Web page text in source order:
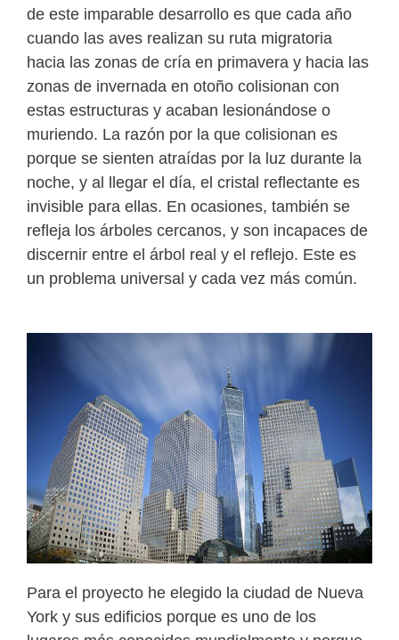
de este imparable desarrollo es que cada año
cuando las aves realizan su ruta migratoria
hacia las zonas de cría en primavera y hacia las
zonas de invernada en otoño colisionan con
estas estructuras y acaban lesionándose o
muriendo. La razón por la que colisionan es
porque se sienten atraídas por la luz durante la
noche, y al llegar el día, el cristal reflectante es
invisible para ellas. En ocasiones, también se
refleja los árboles cercanos, y son incapaces de
discernir entre el árbol real y el reflejo. Este es
un problema universal y cada vez más común.
Para el proyecto he elegido la ciudad de Nueva
York y sus edificios porque es uno de los